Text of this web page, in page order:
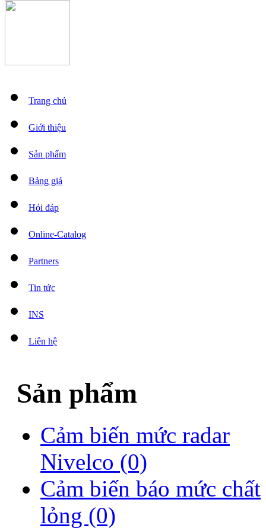
Trang chủ
Giới thiệu
Sản phẩm
Bảng giá
Hỏi đáp
Online-Catalog
Partners
Tin tức
INS
Liên hệ
Sản phẩm
Cảm biến mức radar
Nivelco (0)
Cảm biến báo mức chất
lỏng (0)